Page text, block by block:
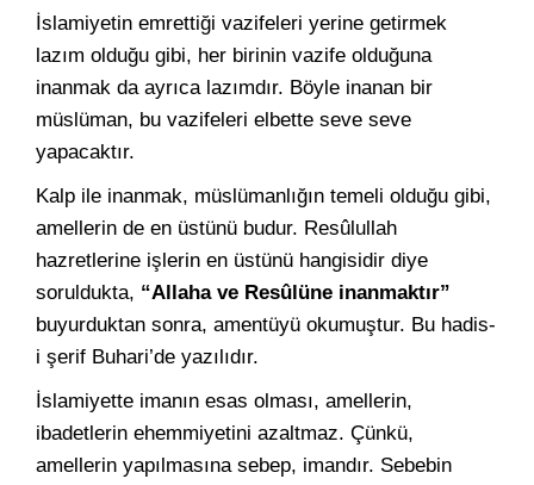
İslamiyetin emrettiği vazifeleri yerine getirmek
lazım olduğu gibi, her birinin vazife olduğuna
inanmak da ayrıca lazımdır. Böyle inanan bir
müslüman, bu vazifeleri elbette seve seve
yapacaktır.
Kalp ile inanmak, müslümanlığın temeli olduğu gibi,
amellerin de en üstünü budur. Resûlullah
hazretlerine işlerin en üstünü hangisidir diye
soruldukta, “Allaha ve Resûlüne inanmaktır”
buyurduktan sonra, amentüyü okumuştur. Bu hadis-
i şerif Buhari’de yazılıdır.
İslamiyette imanın esas olması, amellerin,
ibadetlerin ehemmiyetini azaltmaz. Çünkü,
amellerin yapılmasına sebep, imandır. Sebebin